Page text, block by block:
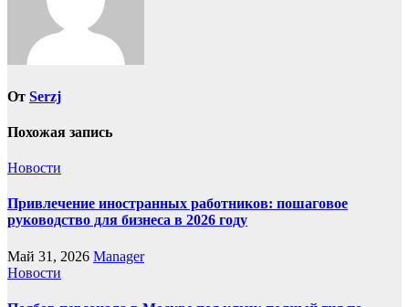
От Serzj
Похожая запись
Новости
Привлечение иностранных работников: пошаговое
руководство для бизнеса в 2026 году
Май 31, 2026 Manager
Новости